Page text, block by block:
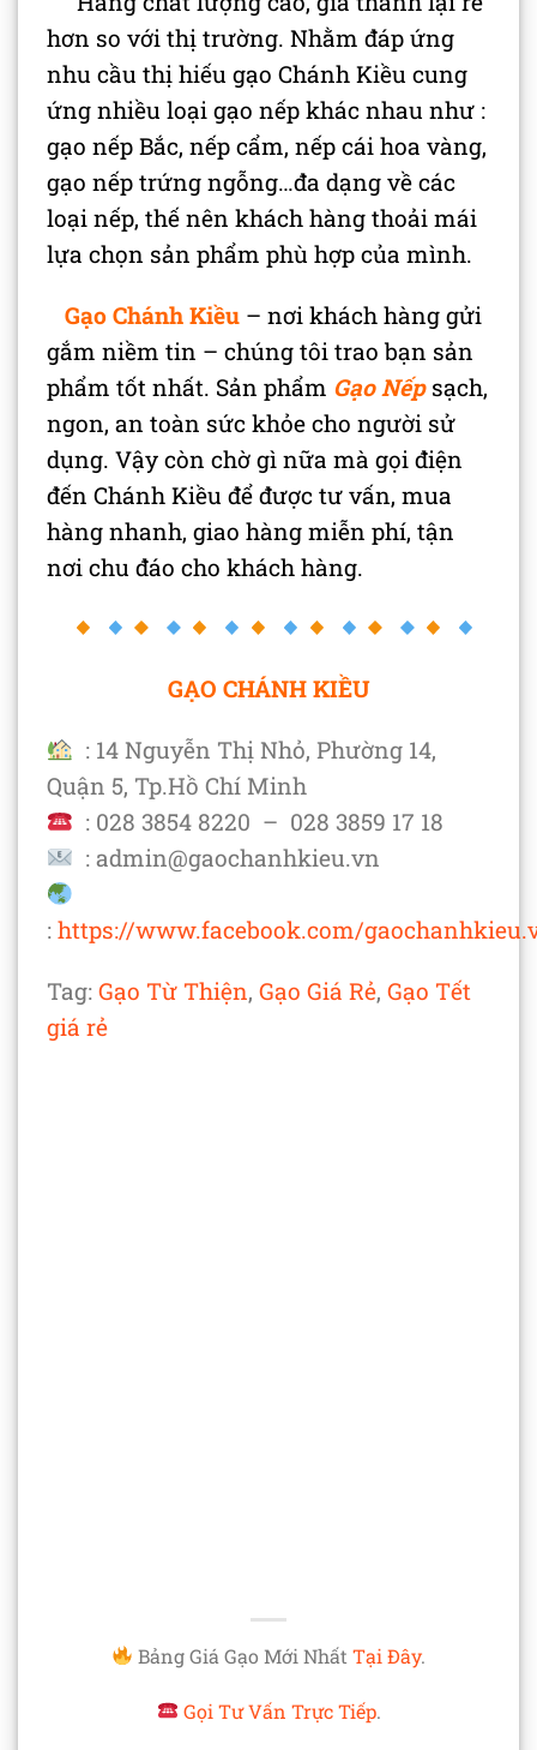
hơn so với thị trường. Nhằm đáp ứng
nhu cầu thị hiếu gạo Chánh Kiều cung
ứng nhiều loại gạo nếp khác nhau như :
gạo nếp Bắc, nếp cẩm, nếp cái hoa vàng,
gạo nếp trứng ngỗng…đa dạng về các
loại nếp, thế nên khách hàng thoải mái
lựa chọn sản phẩm phù hợp của mình.
Gạo Chánh Kiều – nơi khách hàng gửi
gắm niềm tin – chúng tôi trao bạn sản
phẩm tốt nhất. Sản phẩm Gạo Nếpsạch,
ngon, an toàn sức khỏe cho người sử
dụng. Vậy còn chờ gì nữa mà gọi điện
đến Chánh Kiều để được tư vấn, mua
hàng nhanh, giao hàng miễn phí, tận
nơi chu đáo cho khách hàng.
GẠO CHÁNH KIỀU
: 14 Nguyễn Thị Nhỏ, Phường 14,
Quận 5, Tp.Hồ Chí Minh
: 028 3854 8220 – 028 3859 17 18
: admin@gaochanhkieu.vn
: https://www.facebook.com/
Tag: Gạo Từ Thiện, Gạo Giá Rẻ, Gạo Tết
giá rẻ
Bảng Giá Gạo Mới NhấtTại Đây.
Gọi Tư Vấn Trực Tiếp.